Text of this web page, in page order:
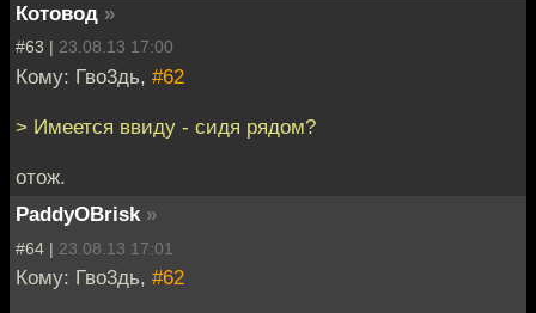
Котовод »
#63 | 23.08.13 17:00
Кому: Гво3дь, #62
> Имеется ввиду - сидя рядом?
отож.
PaddyOBrisk »
#64 | 23.08.13 17:01
Кому: Гво3дь, #62